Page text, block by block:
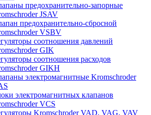
предохранительно-запорные
JSAV
предохранительно-сбросной
VSBV
соотношения давлений
GIK
соотношения расходов
GIKH
электромагнитные Kromschroder
электромагнитных клапанов
VCS
Kromschroder VAD, VAG, VAV